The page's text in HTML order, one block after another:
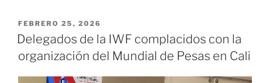
del
Tenis
Fest
Droguería
PUBLICADO
EL
FEBRERO 25, 2026
Delegados de la IWF complacidos con la
organización del Mundial de Pesas en Cali